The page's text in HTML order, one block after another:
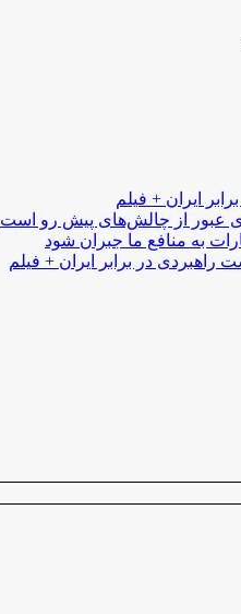
ایران + فیلم
عبور از چالش‌های پیش رو است
به منافع ما جبران شود
راهبردی در برابر ایران + فیلم